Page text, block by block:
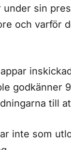
sin
och varför
godkänner
till
inte som